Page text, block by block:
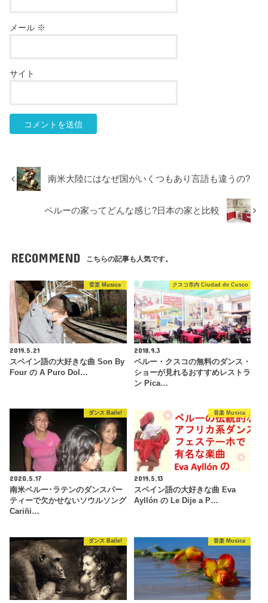
メール ※
サイト
南米大陸にはなぜ国がいくつもあり言語も違うの?
ペルーの家ってどんな感じ?日本の家と比較
RECOMMEND こちらの記事も人気です。
音楽 Musica
2019.5.21
スペイン語の大好きな曲 Son By
Four の A Puro Dol…
クスコ市内 Ciudad de Cusco
2018.9.3
ペルー・クスコの無料のダンス・
ショーが見れるおすすめレストラ
ン Pica…
ダンス Baile!
2020.5.17
南米ペルー･ラテンのダンスパー
ティーで欠かせないソウルソング
Cariñi…
音楽 Musica
2019.5.13
スペイン語の大好きな曲 Eva
Ayllón の Le Dije a P…
ダンス Baile! 音楽 Musica